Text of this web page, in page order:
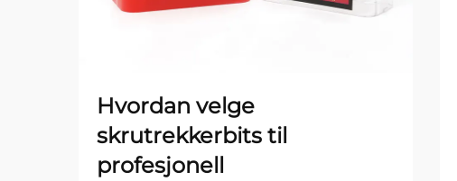
Hvordan velge
skrutrekkerbits til
profesjonell